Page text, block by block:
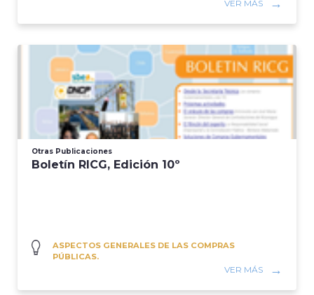
VER MÁS
Otras Publicaciones
Boletín RICG, Edición 10º
ASPECTOS GENERALES DE LAS COMPRAS
PÚBLICAS.
VER MÁS